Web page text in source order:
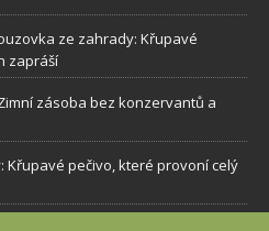
ze zahrady: Křupavé
zapráší
zásoba bez konzervantů a
Křupavé pečivo, které provoní celý